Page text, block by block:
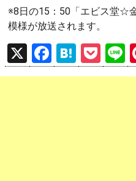
※8日の15：50「エビス堂☆
模様が放送されます。
X
F
a
H
at
P
o
n